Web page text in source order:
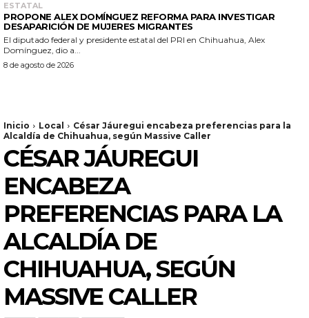
ESTATAL
PROPONE ALEX DOMÍNGUEZ REFORMA PARA INVESTIGAR
DESAPARICIÓN DE MUJERES MIGRANTES
El diputado federal y presidente estatal del PRI en Chihuahua, Alex
Domínguez, dio a...
8 de agosto de 2026